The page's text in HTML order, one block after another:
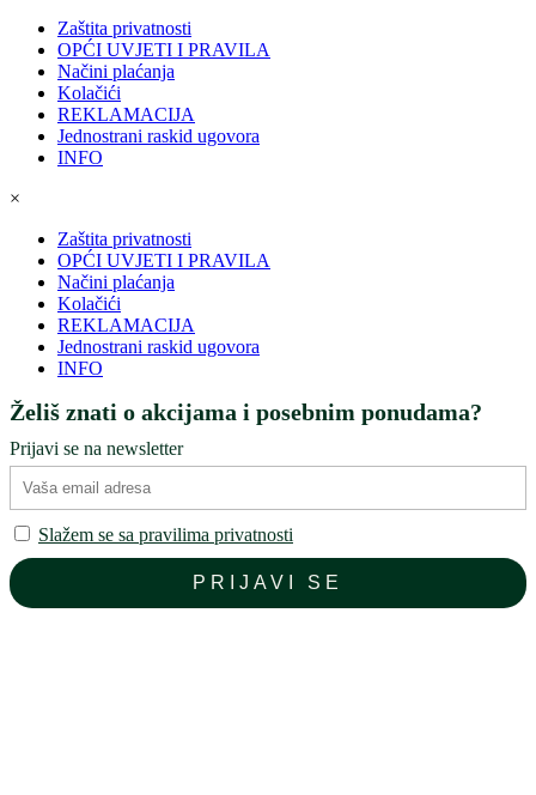
Zaštita privatnosti
OPĆI UVJETI I PRAVILA
Načini plaćanja
Kolačići
REKLAMACIJA
Jednostrani raskid ugovora
INFO
×
Zaštita privatnosti
OPĆI UVJETI I PRAVILA
Načini plaćanja
Kolačići
REKLAMACIJA
Jednostrani raskid ugovora
INFO
Želiš znati o akcijama i posebnim ponudama?
Prijavi se na newsletter
Slažem se sa pravilima privatnosti